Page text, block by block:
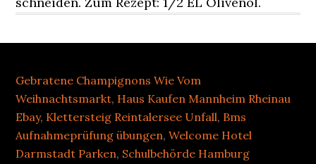
Gebratene Champignons Wie Vom
Weihnachtsmarkt, Haus Kaufen Mannheim Rheinau
Ebay, Klettersteig Reintalersee Unfall, Bms
Aufnahmeprüfung übungen,Welcome Hotel
Darmstadt Parken, Schulbehörde Hamburg